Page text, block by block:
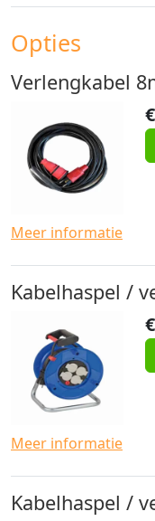
Opties
Verlengkabel
€
Meer informatie
Kabelhaspel /
€
Meer informatie
Kabelhaspel /